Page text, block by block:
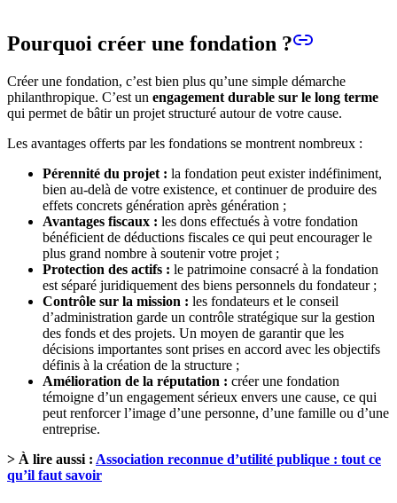
Pourquoi créer une fondation ?
Créer une fondation, c’est bien plus qu’une simple démarche
philanthropique. C’est un engagement durable sur le long terme
qui permet de bâtir un projet structuré autour de votre cause.
Les avantages offerts par les fondations se montrent nombreux :
Pérennité du projet : la fondation peut exister indéfiniment,
bien au-delà de votre existence, et continuer de produire des
effets concrets génération après génération ;
Avantages fiscaux : les dons effectués à votre fondation
bénéficient de déductions fiscales ce qui peut encourager le
plus grand nombre à soutenir votre projet ;
Protection des actifs : le patrimoine consacré à la fondation
est séparé juridiquement des biens personnels du fondateur ;
Contrôle sur la mission : les fondateurs et le conseil
d’administration garde un contrôle stratégique sur la gestion
des fonds et des projets. Un moyen de garantir que les
décisions importantes sont prises en accord avec les objectifs
définis à la création de la structure ;
Amélioration de la réputation : créer une fondation
témoigne d’un engagement sérieux envers une cause, ce qui
peut renforcer l’image d’une personne, d’une famille ou d’une
entreprise.
> À lire aussi : Association reconnue d’utilité publique : tout ce
qu’il faut savoir